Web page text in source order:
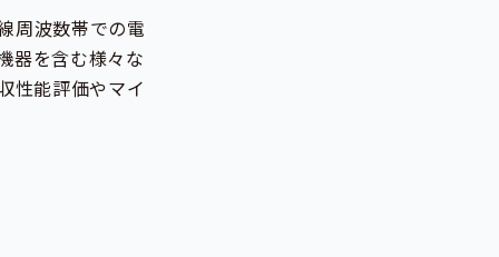
周波数帯での電
器を含む様々な
性能評価やマイ